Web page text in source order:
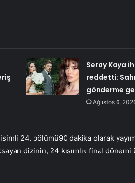
Seray Kaya
reddetti:
gönderme
Ağustos 6,
24. bölümü90 dakika olarak
dizinin, 24 kısımlık final dönemi